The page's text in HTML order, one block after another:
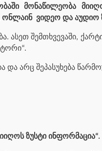
მონაწილეობა
ონლაინ ვიდეო და აუდიო
შემთხვევაში,
არც შეპასუხება
ზუსტი ინფორმაცია“.